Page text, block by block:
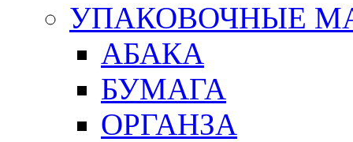
УПАКОВОЧНЫЕ
АБАКА
БУМАГА
ОРГАНЗА